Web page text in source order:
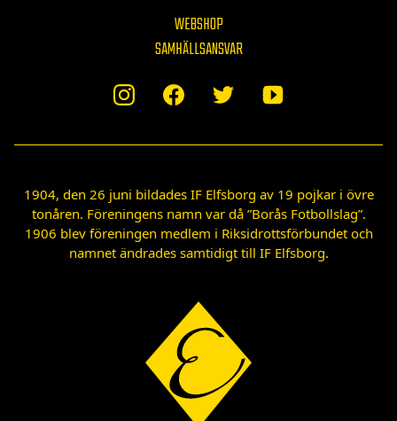
WEBSHOP
SAMHÄLLSANSVAR
1904, den 26 juni bildades IF Elfsborg av 19 pojkar i övre
tonåren. Föreningens namn var då ”Borås Fotbollslag”.
1906 blev föreningen medlem i Riksidrottsförbundet och
namnet ändrades samtidigt till IF Elfsborg.